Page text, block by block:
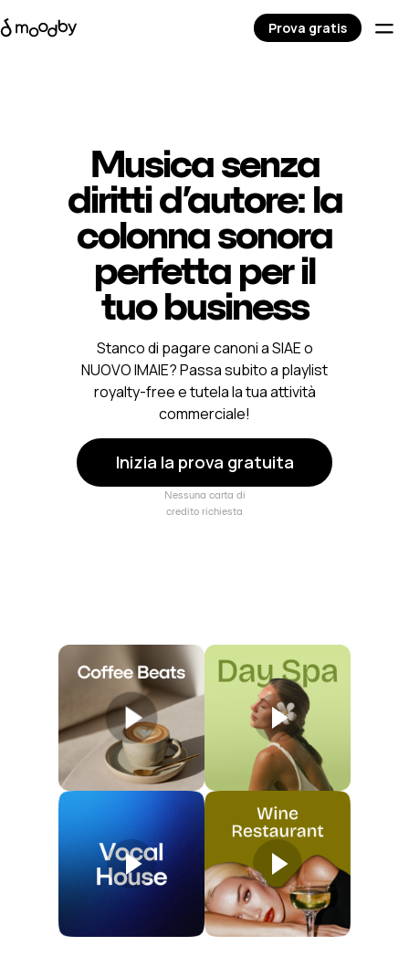
Musica senza
diritti d’autore: la
colonna sonora
perfetta per il
tuo business
Stanco di pagare canoni a SIAE o
NUOVO IMAIE? Passa subito a playlist
royalty-free e tutela la tua attività
commerciale!
Inizia la prova gratuita
Nessuna carta di
credito richiesta
Prova gratis